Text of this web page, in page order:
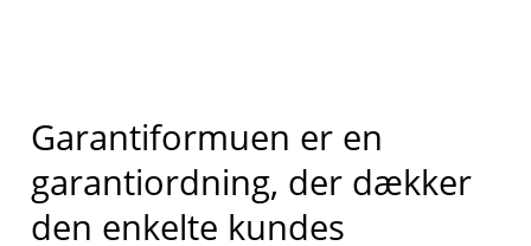
Garantiformuen er en
garantiordning, der dækker
den enkelte kundes